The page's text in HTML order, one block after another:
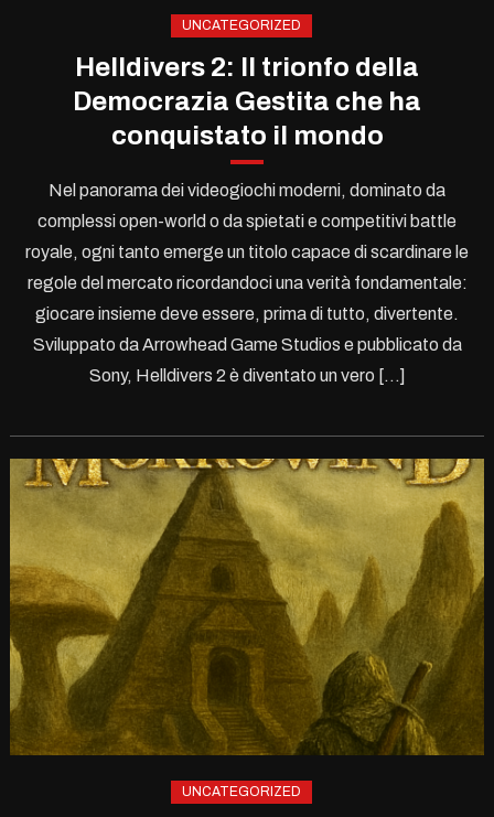
UNCATEGORIZED
Helldivers 2: Il trionfo della
Democrazia Gestita che ha
conquistato il mondo
Nel panorama dei videogiochi moderni, dominato da
complessi open-world o da spietati e competitivi battle
royale, ogni tanto emerge un titolo capace di scardinare le
regole del mercato ricordandoci una verità fondamentale:
giocare insieme deve essere, prima di tutto, divertente.
Sviluppato da Arrowhead Game Studios e pubblicato da
Sony, Helldivers 2 è diventato un vero […]
UNCATEGORIZED